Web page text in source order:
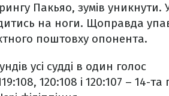
Пакьяо, зумів уникнути.
на ноги. Щоправда
поштовху опонента.
усі судді в один голос
120:108 і 120:107 – 14-та